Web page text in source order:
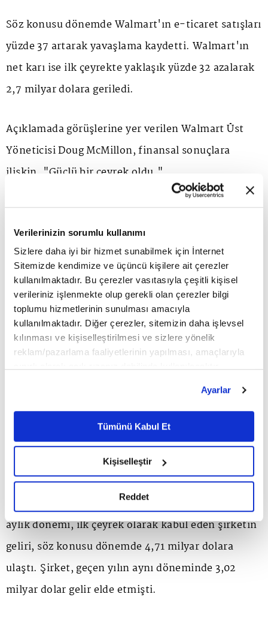
Verilerinizin sorumlu kullanımı
Sizlere daha iyi bir hizmet sunabilmek için İnternet
Sitemizde kendimize ve üçüncü kişilere ait çerezler
kullanılmaktadır. Bu çerezler vasıtasıyla çeşitli kişisel
verileriniz işlenmekte olup gerekli olan çerezler bilgi
toplumu hizmetlerinin sunulması amacıyla
kullanılmaktadır. Diğer çerezler, sitemizin daha işlevsel
kılınması ve kişiselleştirilmesi ve sizlere yönelik
reklam/pazarlama faaliyetlerinin yapılması, amaçlarıyla
belirleyebilirsiniz. Çerezlere ilişkin detaylı bilgi için
Ayarlar butonuna tıklayabilir,Çerez Bilgilendirme
Metnimizi ziyaret edebilirsiniz.
6698 sayılı Kişisel Verilerin Korunması Kanunu uyarınca
okumak ve sitemizi ziyaretiniz kapsamında
gerçekleştirilen veri işleme faaliyetleri ile ilgili daha
detaylı bilgi almak için lütfentıklayınız.
Ayarlar
Tümünü Kabul Et
Kişiselleştir
Reddet
Söz konusu dönemde Walmart'ın e-ticaret satışları
yüzde 37 artarak yavaşlama kaydetti. Walmart'ın
net karı ise ilk çeyrekte yaklaşık yüzde 32 azalarak
2,7 milyar dolara geriledi.
Açıklamada görüşlerine yer verilen Walmart Üst
Yöneticisi Doug McMillon, finansal sonuçlara
ilişkin, "Güçlü bir çeyrek oldu."
değerlendirmesinde bulundu. Yılbaşından
McMillon, "ABD'de müşteriler açıkça dışarı çıkıp
alışveriş yapmak istiyor." ifadesini kullandı.
McMillion, ABD'de hayata geçen ekonomik destek
paketinin etkili olduğunu belirterek, 2021 boyunca
talebin sürmesinin beklendiğini kaydetti.
ABD'li mağaza zinciri Macy's de ilk çeyrekte
satışlarının arttığını duyurdu.
Buna göre, bilançosunda 1 Mayıs'ta sona eren 3
aylık dönemi, ilk çeyrek olarak kabul eden şirketin
geliri, söz konusu dönemde 4,71 milyar dolara
ulaştı. Şirket, geçen yılın aynı döneminde 3,02
milyar dolar gelir elde etmişti.